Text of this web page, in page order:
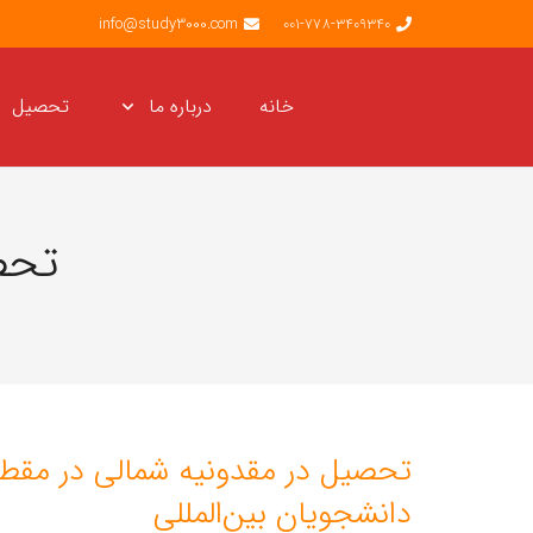
001-778-3409340
info@study3000.com
خانه درباره ما تحصیل
تحصیل در مقدونیه شمالی در
دانشجویان بین‌المللی